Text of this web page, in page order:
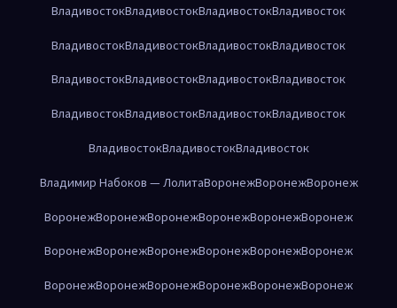
ВладивостокВладивостокВладивостокВладивосток
ВладивостокВладивостокВладивостокВладивосток
ВладивостокВладивостокВладивостокВладивосток
ВладивостокВладивостокВладивостокВладивосток
ВладивостокВладивостокВладивосток
Владимир Набоков — ЛолитаВоронежВоронежВоронеж
ВоронежВоронежВоронежВоронежВоронежВоронеж
ВоронежВоронежВоронежВоронежВоронежВоронеж
ВоронежВоронежВоронежВоронежВоронежВоронеж